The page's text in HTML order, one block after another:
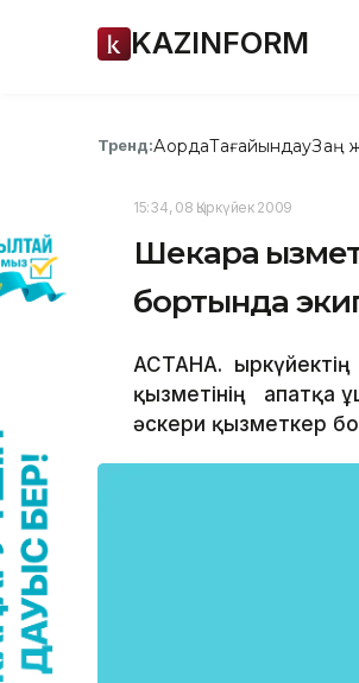
KAZINFORM
Тренд:АқордаТағайындауЗаң
15:34, 08 Қыркүйек 2009
Шекара
бортында
АСТАНА. Қыркүйектің
қызметінің апатқа
әскери қызметкер